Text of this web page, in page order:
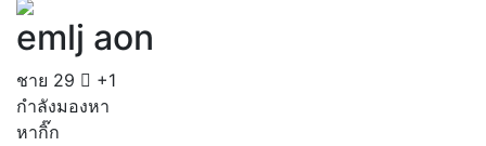
emlj aon
ชาย 29
+1
กำลังมองหา
หากิ๊ก